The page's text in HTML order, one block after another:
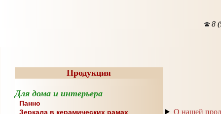
8
Продукция
Для дома и интерьера
Панно
Зеркала в керамических рамах
О нашей